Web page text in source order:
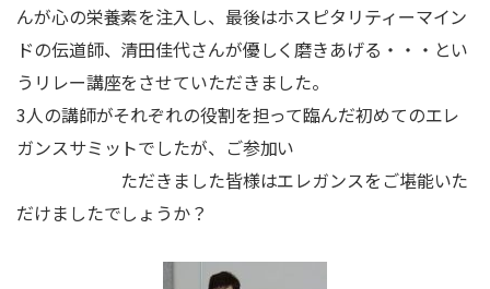
んが心の栄養素を注入し、最後はホスピタリティーマイン
ドの伝道師、清田佳代さんが優しく磨きあげる・・・とい
うリレー講座をさせていただきました。
3人の講師がそれぞれの役割を担って臨んだ初めてのエレ
ガンスサミットでしたが、ご参加い
ただきました皆様はエレガンスをご堪能いた
だけましたでしょうか？